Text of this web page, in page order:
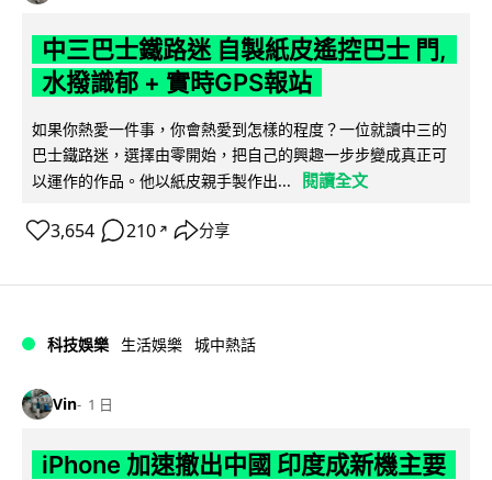
中三巴士鐵路迷 自製紙皮遙控巴士 門,
水撥識郁 + 實時GPS報站
如果你熱愛一件事，你會熱愛到怎樣的程度？一位就讀中三的
巴士鐵路迷，選擇由零開始，把自己的興趣一步步變成真正可
以運作的作品。他以紙皮親手製作出...
閱讀全文
3,654 210 ↗ 分享
科技娛樂 生活娛樂 城中熱話
Vin 1 日
iPhone 加速撤出中國 印度成新機主要